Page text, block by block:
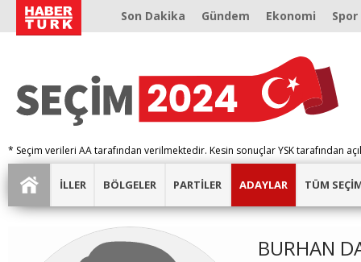
Son Dakika Gündem Ekonomi Spor
* Seçim verileri AA tarafından verilmektedir. Kesin sonuçlar YSK tarafından
İLLER BÖLGELER PARTİLER ADAYLAR TÜM
BURHAN